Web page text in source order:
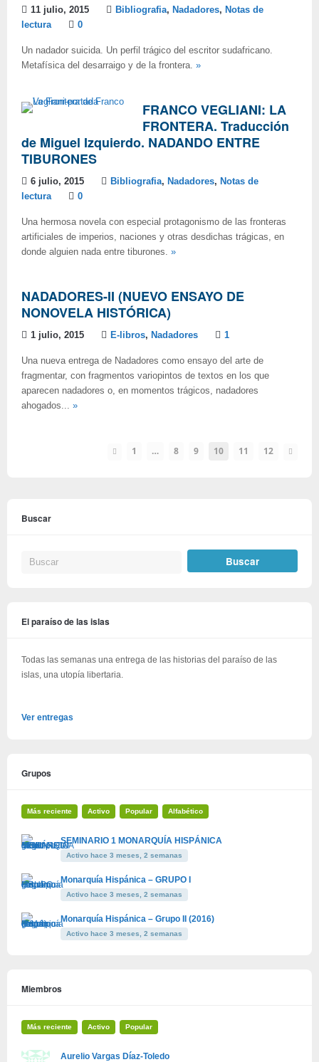
11 julio, 2015 Bibliografia, Nadadores, Notas de
lectura
0
Un nadador suicida. Un perfil trágico del escritor sudafricano.
Metafísica del desarraigo y de la frontera. »
FRANCO VEGLIANI: LA
FRONTERA. Traducción
de Miguel Izquierdo. NADANDO ENTRE
TIBURONES
6 julio, 2015 Bibliografia, Nadadores, Notas de
lectura
0
Una hermosa novela con especial protagonismo de las fronteras
artificiales de imperios, naciones y otras desdichas trágicas, en
donde alguien nada entre tiburones. »
NADADORES-II (NUEVO ENSAYO DE
NONOVELA HISTÓRICA)
1 julio, 2015 E-libros, Nadadores 1
Una nueva entrega de Nadadores como ensayo del arte de
fragmentar, con fragmentos variopintos de textos en los que
aparecen nadadores o, en momentos trágicos, nadadores
ahogados... »
1 … 8 9 10 11 12
Buscar
El paraíso de las islas
Todas las semanas una entrega de las historias del paraíso de las
islas, una utopía libertaria.
Ver entregas
Grupos
Más reciente Activo Popular Alfabético
SEMINARIO 1 MONARQUÍA HISPÁNICA
Activo hace 3 meses, 2 semanas
Monarquía Hispánica – GRUPO I
Activo hace 3 meses, 2 semanas
Monarquía Hispánica – Grupo II (2016)
Activo hace 3 meses, 2 semanas
Miembros
Más reciente Activo Popular
Aurelio Vargas Díaz-Toledo